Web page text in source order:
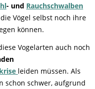
- und Rauchschwalben
Vögel selbst noch ihre
können.
Vogelarten auch noch
leiden müssen. Als
schon schwer, aufgrund